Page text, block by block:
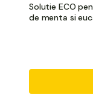
Solutie ECO
de menta si